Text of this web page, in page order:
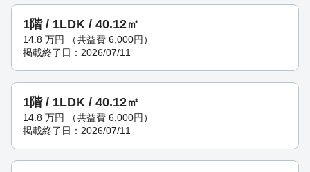
1階 / 1LDK / 40.12㎡
14.8 万円
（共益費 6,000円）
掲載終了日：2026/07/11
1階 / 1LDK / 40.12㎡
14.8 万円
（共益費 6,000円）
掲載終了日：2026/07/11